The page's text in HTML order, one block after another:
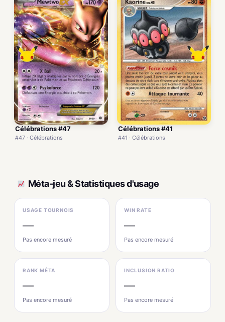
Célébrations #47
#47 · Célébrations
Célébrations #41
#41 · Célébrations
Méta-jeu & Statistiques d'usage
USAGE TOURNOIS
—
Pas encore mesuré
WIN RATE
—
Pas encore mesuré
RANK MÉTA
—
Pas encore mesuré
INCLUSION RATIO
—
Pas encore mesuré